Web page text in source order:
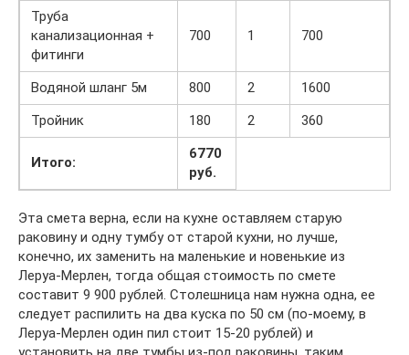
Труба
канализационная +
фитинги
700 1 700
Водяной шланг 5м 800 2
1600
Тройник
180 2 360
Итого:
6770
руб.
Эта смета верна, если на кухне оставляем старую
раковину и одну тумбу от старой кухни, но лучше,
конечно, их заменить на маленькие и новенькие из
Леруа-Мерлен, тогда общая стоимость по смете
составит 9 900 рублей. Столешница нам нужна одна, ее
следует распилить на два куска по 50 см (по-моему, в
Леруа-Мерлен один пил стоит 15-20 рублей) и